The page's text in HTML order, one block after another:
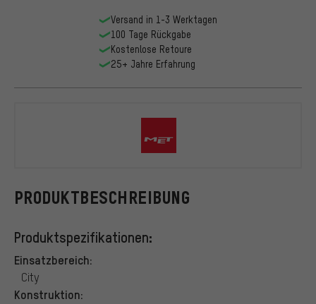
PRODUKTBESCHREIBUNG
Produktspezifikationen:
Einsatzbereich:
City
Konstruktion:
Versand in 1-3 Werktagen
100 Tage Rückgabe
Kostenlose Retoure
25+ Jahre Erfahrung